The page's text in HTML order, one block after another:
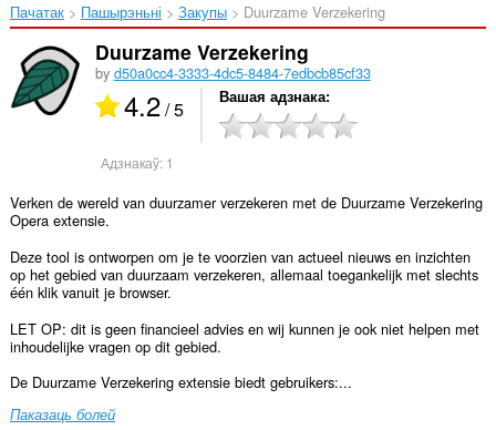
Пачатак Пашырэньні Закупы Duurzame Verzekering‎
Duurzame Verzekering
by d50a0cc4-3333-4dc5-8484-7edbcb85cf33
4.2/ 5 Вашая адзнака
Адзнакаў: 1
Verken de wereld van duurzamer verzekeren met de Duurzame Verzekering
Opera extensie.
Deze tool is ontworpen om je te voorzien van actueel nieuws en inzichten
op het gebied van duurzaam verzekeren, allemaal toegankelijk met slechts
één klik vanuit je browser.
LET OP: dit is geen financieel advies en wij kunnen je ook niet helpen met
inhoudelijke vragen op dit gebied.
De Duurzame Verzekering extensie biedt gebruikers:...
Паказаць болей